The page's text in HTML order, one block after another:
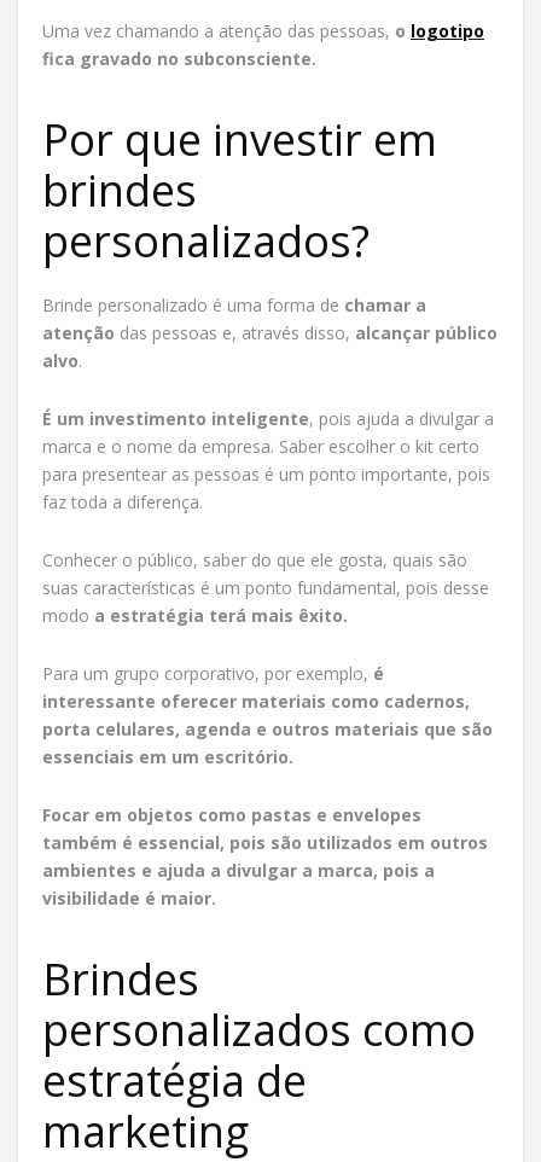
Uma vez chamando a atenção das pessoas, o logotipo
fica gravado no subconsciente.
Por que investir em
brindes
personalizados?
Brinde personalizado é uma forma de chamar a
atenção das pessoas e, através disso, alcançar público
alvo.
É um investimento inteligente, pois ajuda a divulgar a
marca e o nome da empresa. Saber escolher o kit certo
para presentear as pessoas é um ponto importante, pois
faz toda a diferença.
Conhecer o público, saber do que ele gosta, quais são
suas características é um ponto fundamental, pois desse
modo a estratégia terá mais êxito.
Para um grupo corporativo, por exemplo, é
interessante oferecer materiais como cadernos,
porta celulares, agenda e outros materiais que são
essenciais em um escritório.
Focar em objetos como pastas e envelopes
também é essencial, pois são utilizados em outros
ambientes e ajuda a divulgar a marca, pois a
visibilidade é maior.
Brindes
personalizados como
estratégia de
marketing